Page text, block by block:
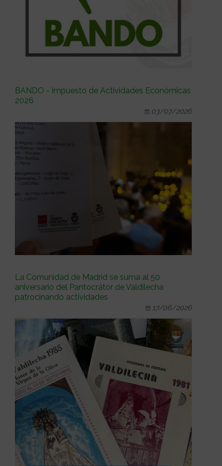
BANDO - Impuesto de Actividades Económicas
2026
03/07/2026
La Comunidad de Madrid se suma al 50
aniversario del Pantocrátor de Valdilecha
patrocinando actividades
17/06/2026